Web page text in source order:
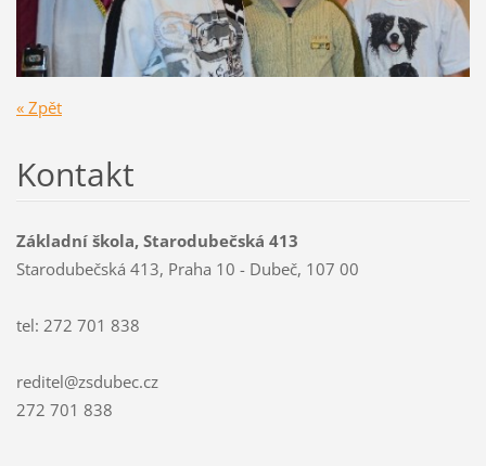
« Zpět
Kontakt
Základní škola, Starodubečská 413
Starodubečská 413, Praha 10 - Dubeč, 107 00
tel: 272 701 838
reditel@zsdubec.cz
272 701 838